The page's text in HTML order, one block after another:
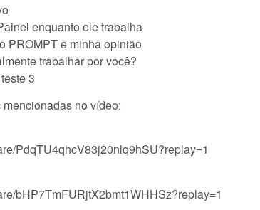
enquanto ele trabalha
PROMPT e minha opinião
trabalhar por você?
3
no vídeo:
PdqTU4qhcV83j20nlq9hSU?replay=1
bHP7TmFURjtX2bmt1WHHSz?replay=1